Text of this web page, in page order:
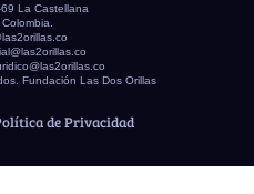
La Castellana
Fundación Las Dos Orillas
de Privacidad